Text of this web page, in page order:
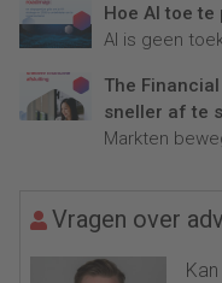
Hoe AI toe
AI is geen
The
sneller af te
Markten
Vragen over